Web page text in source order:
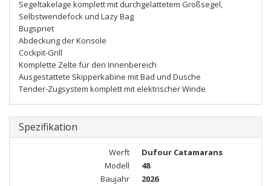
Segeltakelage komplett mit durchgelattetem Großsegel,
Selbstwendefock und Lazy Bag
Bugspriet
Abdeckung der Konsole
Cockpit-Grill
Komplette Zelte für den Innenbereich
Ausgestattete Skipperkabine mit Bad und Dusche
Tender-Zugsystem komplett mit elektrischer Winde
Spezifikation
Werft
Dufour Catamarans
Modell
48
Baujahr
2026